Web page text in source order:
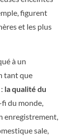
figurent
et les plus
à un
tant que
la qualité du
du monde,
enregistrement,
sale,